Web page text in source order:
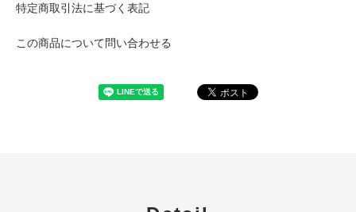
特定商取引法に基づく表記
この商品について問い合わせる